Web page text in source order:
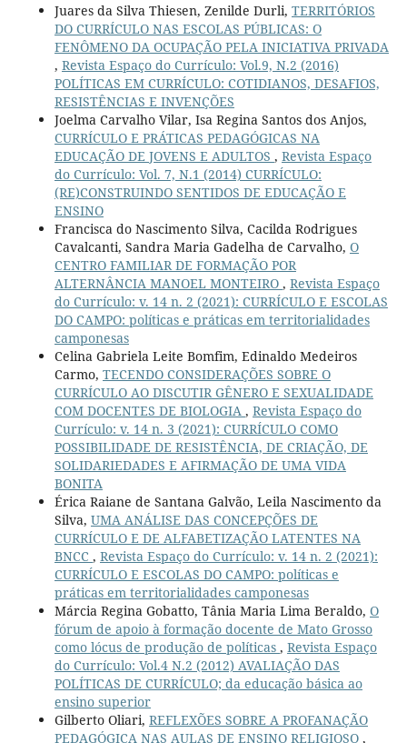
Juares da Silva Thiesen, Zenilde Durli, TERRITÓRIOS
DO CURRÍCULO NAS ESCOLAS PÚBLICAS: O
FENÔMENO DA OCUPAÇÃO PELA INICIATIVA PRIVADA
, Revista Espaço do Currículo: Vol.9, N.2 (2016)
POLÍTICAS EM CURRÍCULO: COTIDIANOS, DESAFIOS,
RESISTÊNCIAS E INVENÇÕES
Joelma Carvalho Vilar, Isa Regina Santos dos Anjos,
CURRÍCULO E PRÁTICAS PEDAGÓGICAS NA
EDUCAÇÃO DE JOVENS E ADULTOS , Revista Espaço
do Currículo: Vol. 7, N.1 (2014) CURRÍCULO:
(RE)CONSTRUINDO SENTIDOS DE EDUCAÇÃO E
ENSINO
Francisca do Nascimento Silva, Cacilda Rodrigues
Cavalcanti, Sandra Maria Gadelha de Carvalho, O
CENTRO FAMILIAR DE FORMAÇÃO POR
ALTERNÂNCIA MANOEL MONTEIRO , Revista Espaço
do Currículo: v. 14 n. 2 (2021): CURRÍCULO E ESCOLAS
DO CAMPO: políticas e práticas em territorialidades
camponesas
Celina Gabriela Leite Bomfim, Edinaldo Medeiros
Carmo, TECENDO CONSIDERAÇÕES SOBRE O
CURRÍCULO AO DISCUTIR GÊNERO E SEXUALIDADE
COM DOCENTES DE BIOLOGIA , Revista Espaço do
Currículo: v. 14 n. 3 (2021): CURRÍCULO COMO
POSSIBILIDADE DE RESISTÊNCIA, DE CRIAÇÃO, DE
SOLIDARIEDADES E AFIRMAÇÃO DE UMA VIDA
BONITA
Érica Raiane de Santana Galvão, Leila Nascimento da
Silva, UMA ANÁLISE DAS CONCEPÇÕES DE
CURRÍCULO E DE ALFABETIZAÇÃO LATENTES NA
BNCC , Revista Espaço do Currículo: v. 14 n. 2 (2021):
CURRÍCULO E ESCOLAS DO CAMPO: políticas e
práticas em territorialidades camponesas
Márcia Regina Gobatto, Tânia Maria Lima Beraldo, O
fórum de apoio à formação docente de Mato Grosso
como lócus de produção de políticas , Revista Espaço
do Currículo: Vol.4 N.2 (2012) AVALIAÇÃO DAS
POLÍTICAS DE CURRÍCULO; da educação básica ao
ensino superior
Gilberto Oliari, REFLEXÕES SOBRE A PROFANAÇÃO
PEDAGÓGICA NAS AULAS DE ENSINO RELIGIOSO ,